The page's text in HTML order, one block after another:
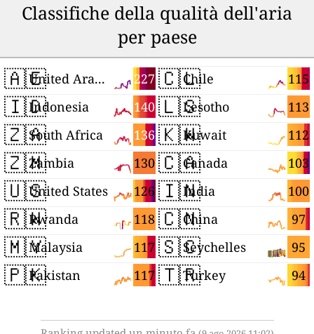
Classifiche della qualità dell'aria
per paese
🇦🇪 227
United Arab Emirates
🇮🇩 140
Indonesia
🇿🇦 136
South Africa
🇿🇲 130
Zambia
🇺🇸 126
United States
🇷🇼 118
Rwanda
🇲🇾 117
Malaysia
🇵🇰 117
Pakistan
🇨🇱 115
Chile
🇱🇸 113
Lesotho
🇰🇼 112
Kuwait
🇨🇦 103
Canada
🇮🇳 100
India
🇨🇳 97
China
🇸🇨 95
Seychelles
🇹🇷 94
Turkey